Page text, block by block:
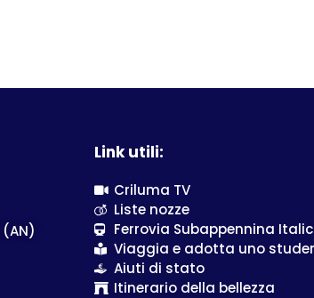
Link utili:
Criluma TV
Liste nozze
Ferrovia Subappennina
Viaggia e adotta uno
Aiuti di stato
Itinerario della bellezza